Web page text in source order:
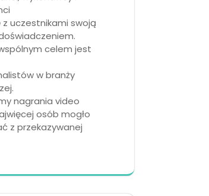
z uczestnikami swoją
celem jest
w branży
nagrania video
osób mogło
z przekazywanej